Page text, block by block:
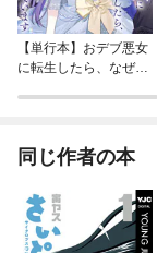
【単行本】おデブ悪女
に転生したら、なぜか
同じ作者の本